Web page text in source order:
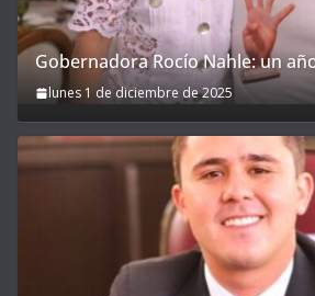
Gobernadora Rocío Nahle: un
lunes 1 de diciembre de 2025